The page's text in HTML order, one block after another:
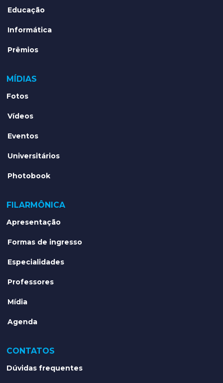
Educação
Informática
Prêmios
MÍDIAS
Fotos
Vídeos
Eventos
Universitários
Photobook
FILARMÔNICA
Apresentação
Formas de ingresso
Especialidades
Professores
Mídia
Agenda
CONTATOS
Dúvidas frequentes